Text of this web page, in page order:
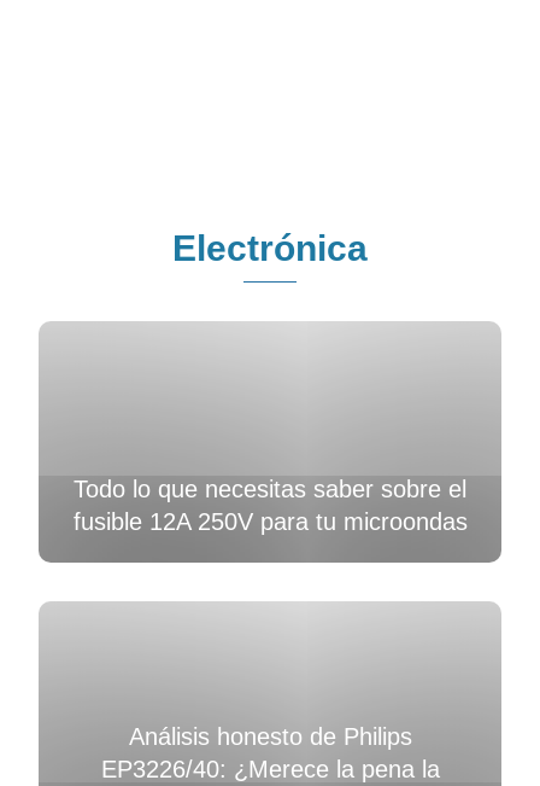
Electrónica
Todo lo que necesitas saber sobre el
fusible 12A 250V para tu microondas
Análisis honesto de Philips
EP3226/40: ¿Merece la pena la